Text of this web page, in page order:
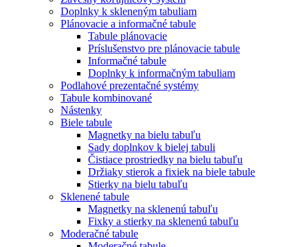
Doplnky k skleneným tabuliam
Plánovacie a informačné tabule
Tabule plánovacie
Príslušenstvo pre plánovacie tabule
Informačné tabule
Doplnky k informačným tabuliam
Podlahové prezentačné systémy
Tabule kombinované
Nástenky
Biele tabule
Magnetky na bielu tabuľu
Sady doplnkov k bielej tabuli
Čistiace prostriedky na bielu tabuľu
Držiaky stierok a fixiek na biele tabule
Stierky na bielu tabuľu
Sklenené tabule
Magnetky na sklenenú tabuľu
Fixky a stierky na sklenenú tabuľu
Moderačné tabule